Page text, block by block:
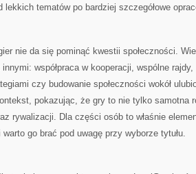
lekkich tematów po bardziej szczegółowe
nie da się pominąć kwestii społeczności.
współpraca w kooperacji, wspólne
czy budowanie społeczności wokół
pokazując, że gry to nie tylko samotna
rywalizacji. Dla części osób to właśnie
go brać pod uwagę przy wyborze tytułu.